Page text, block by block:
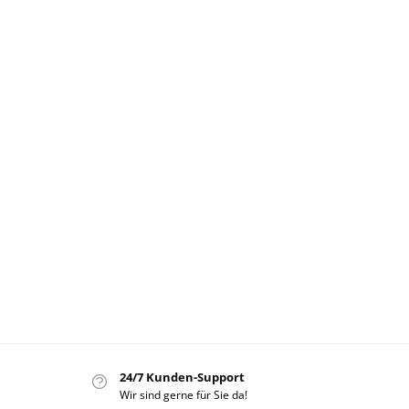
24/7 Kunden-Support
Wir sind gerne für Sie da!